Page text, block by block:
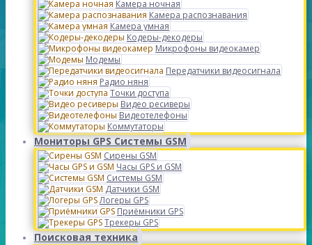
Камера ночная
Камера распознавания
Камера умная
Кодеры-декодеры
Микрофоны видеокамер
Модемы
Передатчики видеосигнала
Радио няня
Точки доступа
Видео ресиверы
Видеотелефоны
Коммутаторы
Мониторы GPS Системы GSM
Сирены GSM
Часы GPS и GSM
Системы GSM
Датчики GSM
Логеры GPS
Приёмники GPS
Трекеры GPS
Поисковая техника